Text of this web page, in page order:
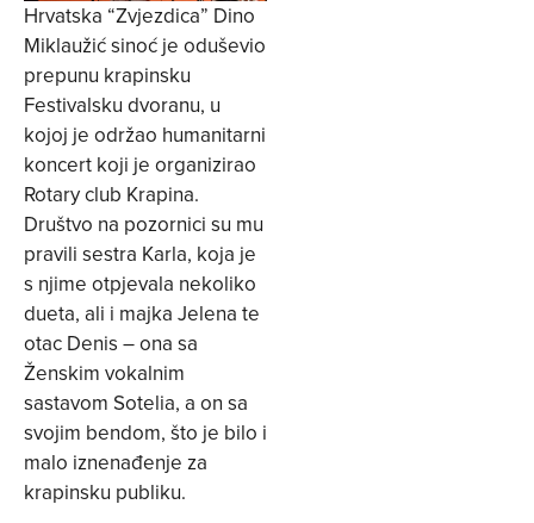
Hrvatska “Zvjezdica” Dino
Miklaužić sinoć je oduševio
prepunu krapinsku
Festivalsku dvoranu, u
kojoj je održao humanitarni
koncert koji je organizirao
Rotary club Krapina.
Društvo na pozornici su mu
pravili sestra Karla, koja je
s njime otpjevala nekoliko
dueta, ali i majka Jelena te
otac Denis – ona sa
Ženskim vokalnim
sastavom Sotelia, a on sa
svojim bendom, što je bilo i
malo iznenađenje za
krapinsku publiku.